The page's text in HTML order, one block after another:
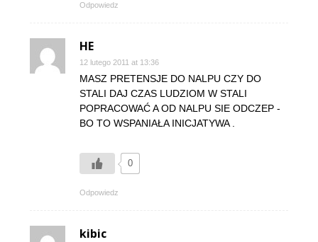
Odpowiedz
HE
12 lutego 2011 at 13:36
MASZ PRETENSJE DO NALPU CZY DO
STALI DAJ CZAS LUDZIOM W STALI
POPRACOWAĆ A OD NALPU SIE ODCZEP -
BO TO WSPANIAŁA INICJATYWA .
0
Odpowiedz
kibic